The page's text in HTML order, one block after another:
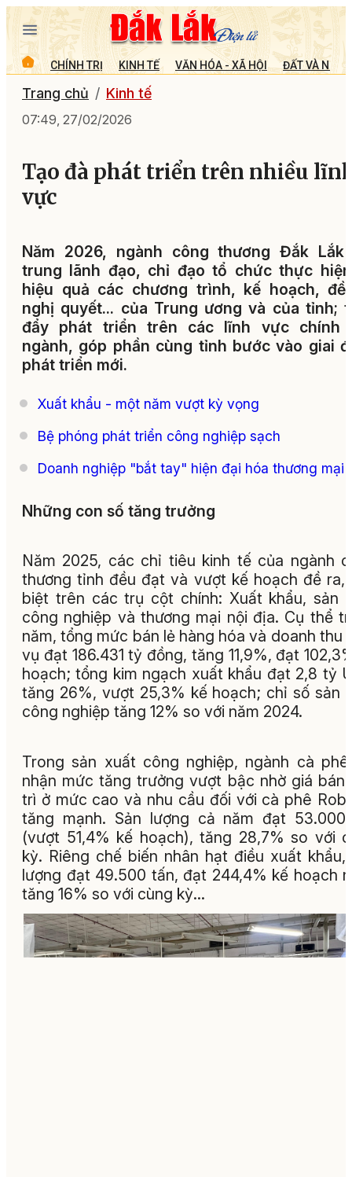
CHÍNH TRỊ KINH TẾ VĂN HÓA - XÃ HỘI ĐẤT VÀ
Trang chủ Kinh tế
07:49, 27/02/2026
Tạo đà phát triển trên nhiều
vực
Năm 2026, ngành công thương Đắk Lắk
trung lãnh đạo, chỉ đạo tổ chức thực
hiệu quả các chương trình, kế hoạch, đề
nghị quyết... của Trung ương và của tỉnh;
đẩy phát triển trên các lĩnh vực chính
ngành, góp phần cùng tỉnh bước vào giai
phát triển mới.
Xuất khẩu - một năm vượt kỳ vọng
Bệ phóng phát triển công nghiệp sạch
Doanh nghiệp "bắt tay" hiện đại hóa thương mại
Những con số tăng trưởng
Năm 2025, các chỉ tiêu kinh tế của ngành
thương tỉnh đều đạt và vượt kế hoạch đề ra,
biệt trên các trụ cột chính: Xuất khẩu, sản
công nghiệp và thương mại nội địa. Cụ thể
năm, tổng mức bán lẻ hàng hóa và doanh thu
vụ đạt 186.431 tỷ đồng, tăng 11,9%, đạt
hoạch; tổng kim ngạch xuất khẩu đạt 2,8 tỷ
tăng 26%, vượt 25,3% kế hoạch; chỉ số sản
công nghiệp tăng 12% so với năm 2024.
Trong sản xuất công nghiệp, ngành cà
nhận mức tăng trưởng vượt bậc nhờ giá bán
trì ở mức cao và nhu cầu đối với cà phê
tăng mạnh. Sản lượng cả năm đạt 53.000
(vượt 51,4% kế hoạch), tăng 28,7% so với
kỳ. Riêng chế biến nhân hạt điều xuất khẩu,
lượng đạt 49.500 tấn, đạt 244,4% kế hoạch
tăng 16% so với cùng kỳ...